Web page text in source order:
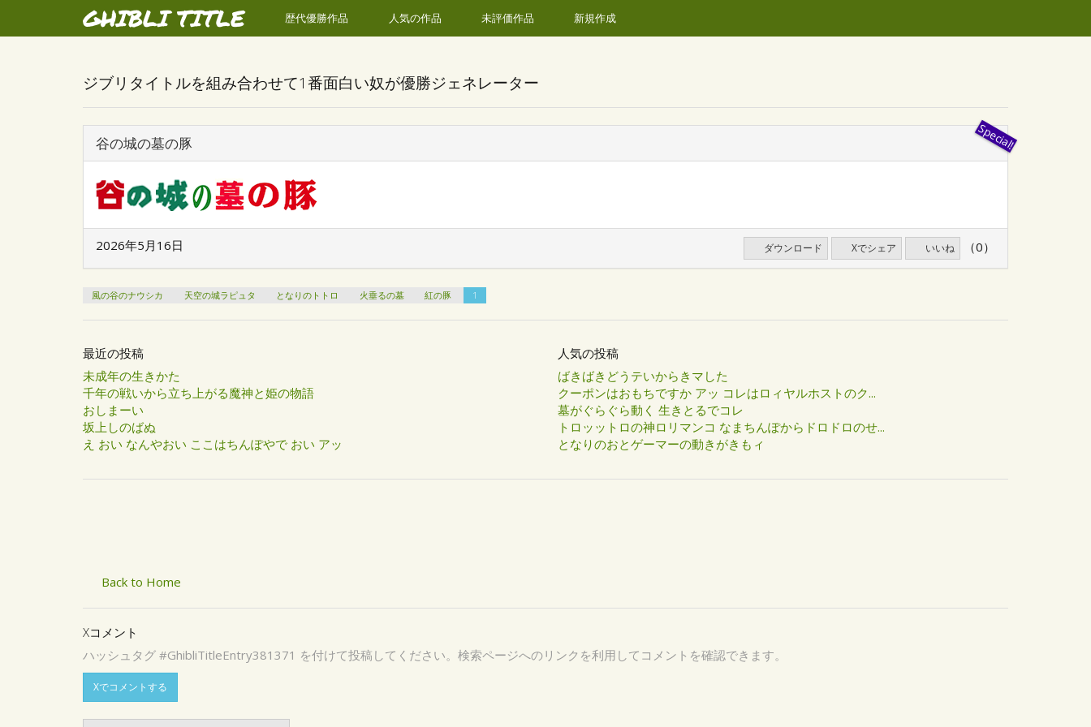
GHIBLI TITLE 歴代優勝作品 人気の作品 未評価作品 新規作成
ジブリタイトルを組み合わせて1番面白い奴が優勝ジェネレーター
谷の城の墓の豚
2026年5月16日 ダウンロード Xでシェア いいね （0）
風の谷のナウシカ 天空の城ラピュタ となりのトトロ 火垂るの墓 紅の豚 1
最近の投稿
未成年の生きかた
千年の戦いから立ち上がる魔神と姫の物語
おしまーい
坂上しのばぬ
え おい なんやおい ここはちんぽやで おい アッ
人気の投稿
ばきばきどうテいからきマした
クーポンはおもちですか アッ コレはロィヤルホストのク...
墓がぐらぐら動く 生きとるでコレ
トロッットロの神ロリマンコ なまちんぽからドロドロのせ...
となりのおとゲーマーの動きがきもィ
Back to Home
Xコメント
ハッシュタグ #GhibliTitleEntry381371 を付けて投稿してください。検索ページへのリンクを利用してコメントを確認できます。
Xでコメントする